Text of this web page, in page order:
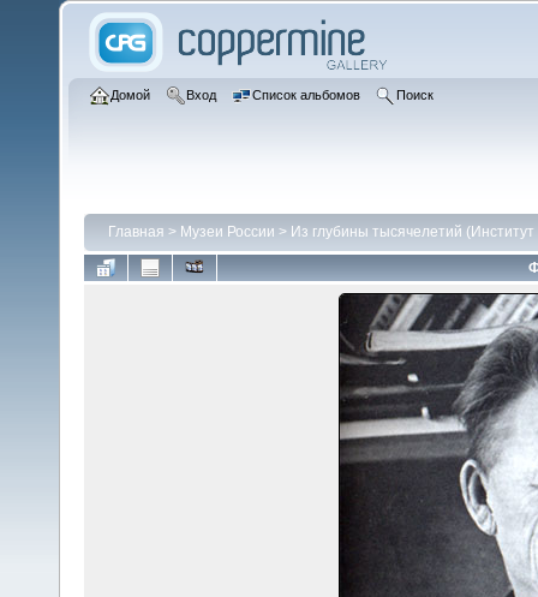
Домой Вход Список альбомов Поиск
Главная > Музеи России > Из глубины тысячелетий